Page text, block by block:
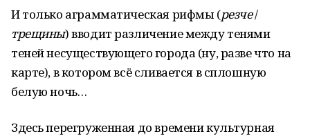
И только аграмматическая рифмы (резче/
трещины) вводит различение между тенями
теней несуществующего города (ну, разве что на
карте), в котором всё сливается в сплошную
белую ночь…
Здесь перегруженная до времени культурная